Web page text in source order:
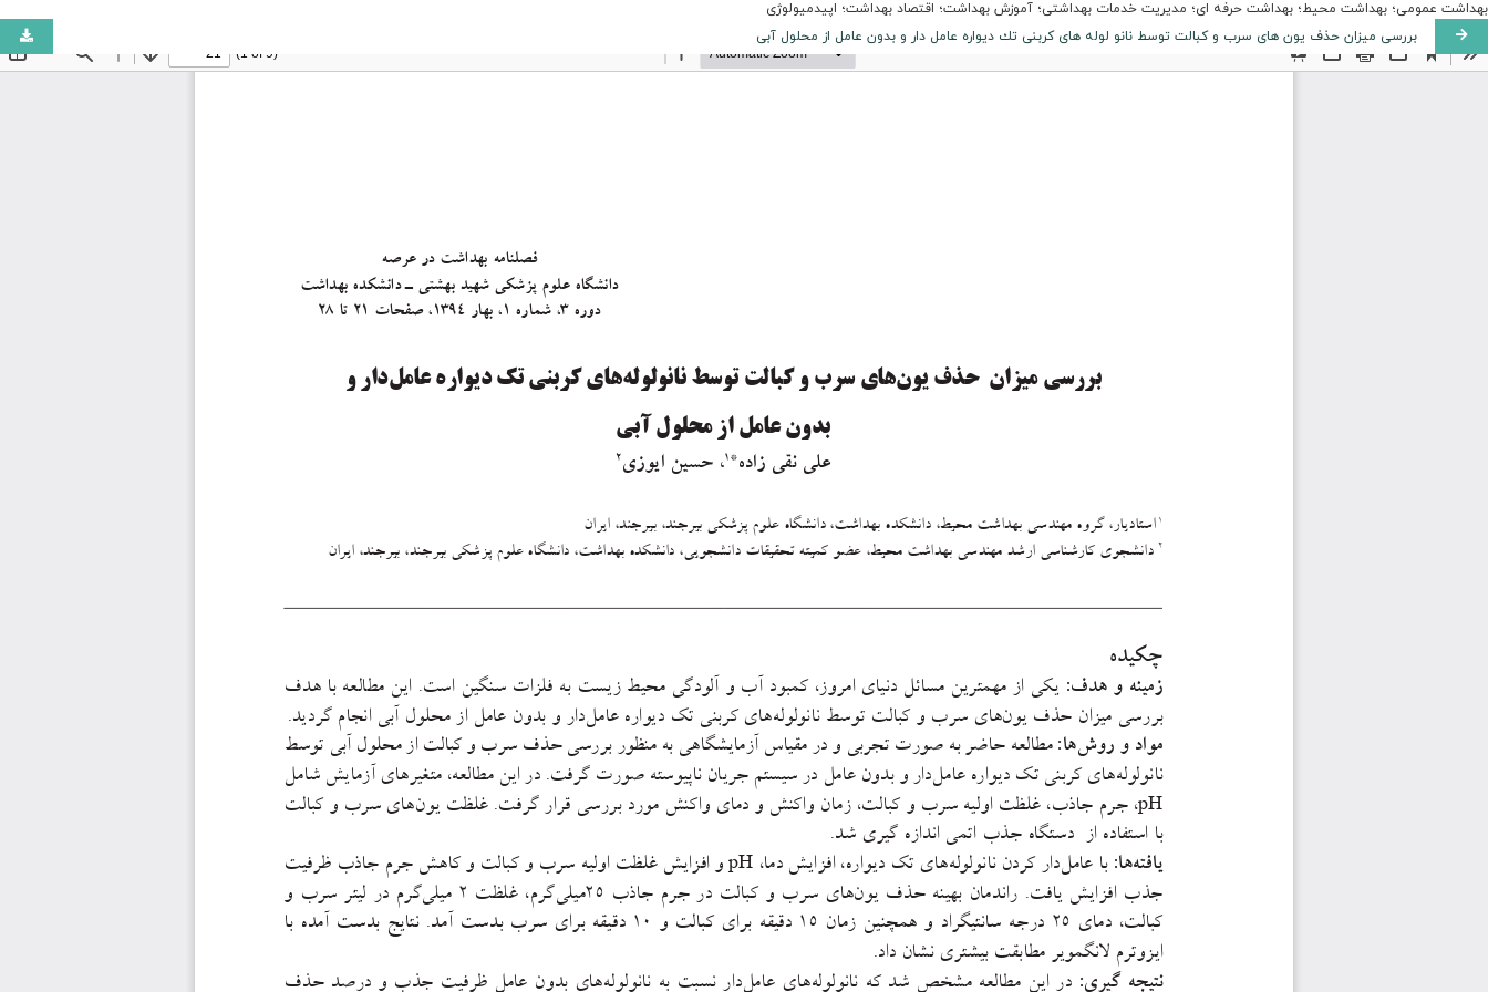
بهداشت عمومی؛ بهداشت محیط؛ بهداشت حرفه ای؛ مدیریت خدمات بهداشتی؛ آموزش بهداشت؛ اقتصاد بهداشت؛ اپیدمیولوژی
بررسى ميزان حذف يون هاى سرب و كبالت توسط نانو لوله هاى كربنى تك ديواره عامل دار و بدون عامل از محلول آبى